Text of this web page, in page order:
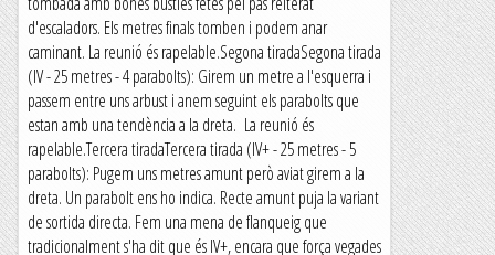
d'escaladors. Els metres finals tomben i podem anar
caminant. La reunió és rapelable.Segona tiradaSegona tirada
(IV - 25 metres - 4 parabolts): Girem un metre a l'esquerra i
passem entre uns arbust i anem seguint els parabolts que
estan amb una tendència a la dreta. La reunió és
rapelable.Tercera tiradaTercera tirada (IV+ - 25 metres - 5
parabolts): Pugem uns metres amunt però aviat girem a la
dreta. Un parabolt ens ho indica. Recte amunt puja la variant
de sortida directa. Fem una mena de flanqueig que
tradicionalment s'ha dit que és IV+, encara que força vegades